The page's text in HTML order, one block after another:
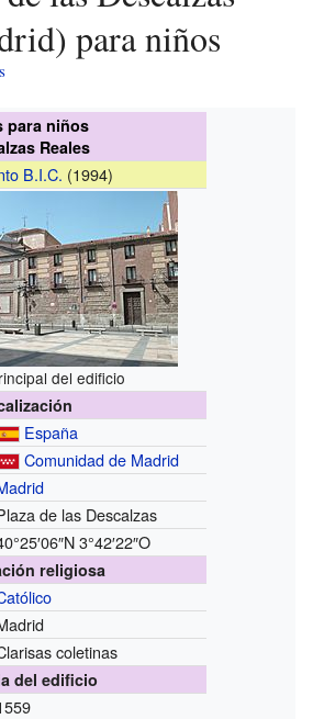
para niños
para niños
Reales
B.I.C. (1994)
del edificio
España
Comunidad de Madrid
de las Descalzas
3°42′22″O
religiosa
coletinas
del edificio